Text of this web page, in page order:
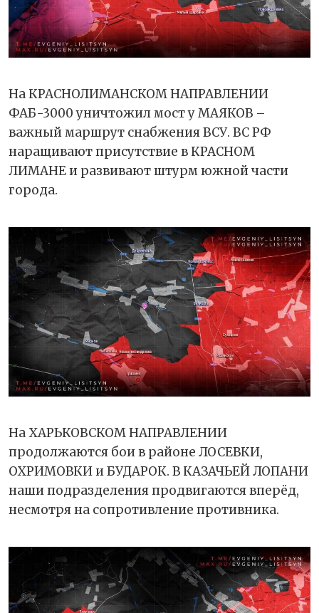
На КРАСНОЛИМАНСКОМ НАПРАВЛЕНИИ
ФАБ-3000 уничтожил мост у МАЯКОВ –
важный маршрут снабжения ВСУ. ВС РФ
наращивают присутствие в КРАСНОМ
ЛИМАНЕ и развивают штурм южной части
города.
На ХАРЬКОВСКОМ НАПРАВЛЕНИИ
продолжаются бои в районе ЛОСЕВКИ,
ОХРИМОВКИ и БУДАРОК. В КАЗАЧЬЕЙ ЛОПАНИ
наши подразделения продвигаются вперёд,
несмотря на сопротивление противника.